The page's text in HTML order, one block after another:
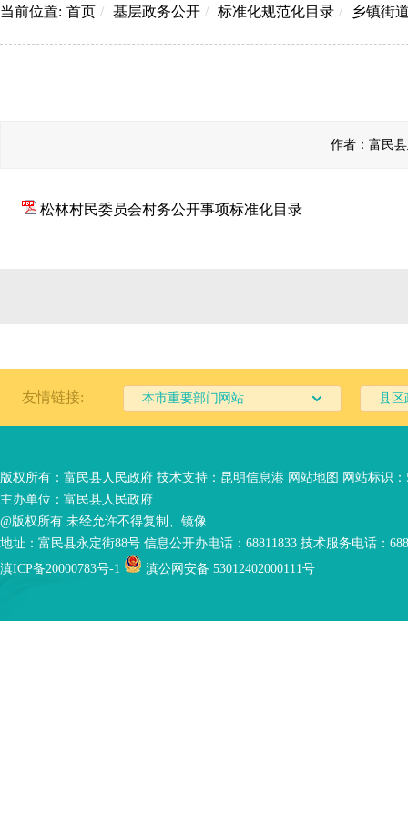
当前位置: 首页 / 基层政务公开 / 标准化规范化目录 / 乡镇街
作者：富民
松林村民委员会村务公开事项标准化目录
友情链接: 本市重要部门网站 县区
版权所有：富民县人民政府 技术支持： 昆明信息港 网站地图 网站标识：
主办单位：富民县人民政府
@版权所有 未经允许不得复制、镜像
地址：富民县永定街88号 信息公开办电话：68811833 技术服务电话：
滇ICP备20000783号-1
滇公网安备 53012402000111号